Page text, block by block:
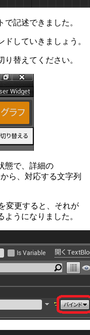
記述できました。
していきましょう。
替えてください。
態で、詳細の
ら、対応する文字列
変更すると、それが
うになりました。